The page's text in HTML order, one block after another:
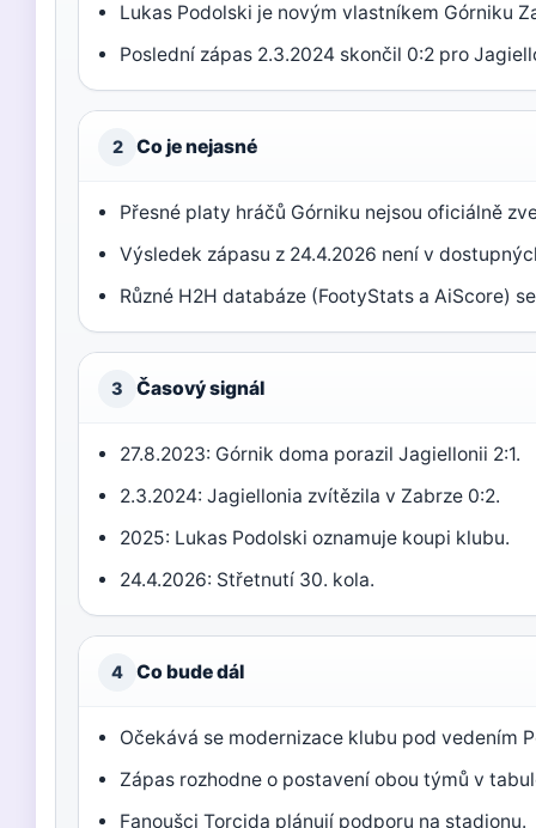
Lukas Podolski je novým vlastníkem Górniku
Poslední zápas 2.3.2024 skončil 0:2 pro
2 Co je nejasné
Přesné platy hráčů Górniku nejsou oficiálně
Výsledek zápasu z 24.4.2026 není v
Různé H2H databáze (FootyStats a AiScore)
3 Časový signál
27.8.2023: Górnik doma porazil Jagiellonii 2:1.
2.3.2024: Jagiellonia zvítězila v Zabrze 0:2.
2025: Lukas Podolski oznamuje koupi klubu.
24.4.2026: Střetnutí 30. kola.
4 Co bude dál
Očekává se modernizace klubu pod vedením
Zápas rozhodne o postavení obou týmů v
Fanoušci Torcida plánují podporu na stadionu.